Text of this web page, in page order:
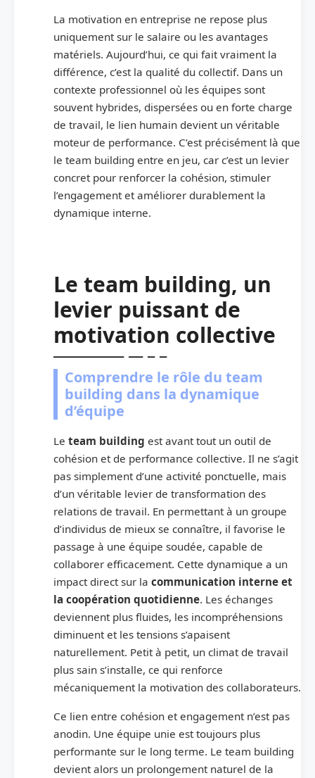
La motivation en entreprise ne repose plus
uniquement sur le salaire ou les avantages
matériels. Aujourd’hui, ce qui fait vraiment la
différence, c’est la qualité du collectif. Dans un
contexte professionnel où les équipes sont
souvent hybrides, dispersées ou en forte charge
de travail, le lien humain devient un véritable
moteur de performance. C’est précisément là que
le team building entre en jeu, car c’est un levier
concret pour renforcer la cohésion, stimuler
l’engagement et améliorer durablement la
dynamique interne.
Le team building, un
levier puissant de
motivation collective
Comprendre le rôle du team
building dans la dynamique
d’équipe
Le team building est avant tout un outil de
cohésion et de performance collective. Il ne s’agit
pas simplement d’une activité ponctuelle, mais
d’un véritable levier de transformation des
relations de travail. En permettant à un groupe
d’individus de mieux se connaître, il favorise le
passage à une équipe soudée, capable de
collaborer efficacement. Cette dynamique a un
impact direct sur la communication interne et
la coopération quotidienne. Les échanges
deviennent plus fluides, les incompréhensions
diminuent et les tensions s’apaisent
naturellement. Petit à petit, un climat de travail
plus sain s’installe, ce qui renforce
mécaniquement la motivation des collaborateurs.
Ce lien entre cohésion et engagement n’est pas
anodin. Une équipe unie est toujours plus
performante sur le long terme. Le team building
devient alors un prolongement naturel de la